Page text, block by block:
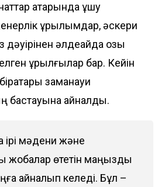
қатарында ұшу
құрылымдар, әскери
әлдеқайда озық
құрылғылар бар. Кейін
заманауи
бастауына айналды.
ірі мәдени және
жобалар өтетін маңызды
айналып келеді. Бұл –